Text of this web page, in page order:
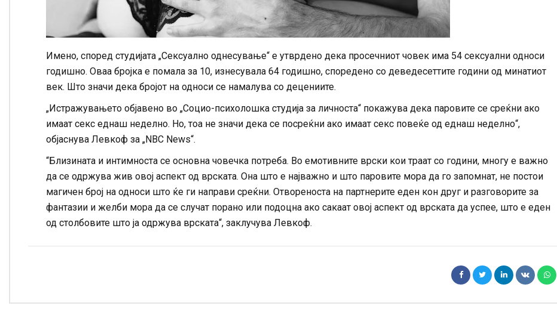
Имено, според студијата „Сексуално однесување“ е утврдено дека просечниот човек има 54 сексуални односи
годишно. Оваа бројка е помала за 10, изнесувала 64 годишно, споредено со деведесеттите години од минатиот
век. Што значи дека бројот на односи се намалува со децениите.
„Истражувањето објавено во „Социо-психолошка студија за личноста“ покажува дека паровите се среќни ако
имаат секс еднаш неделно. Но, тоа не значи дека се посреќни ако имаат секс повеќе од еднаш неделно“,
објаснува Левкоф за „NBC News“.
“Близината и интимноста се основна човечка потреба. Во емотивните врски кои траат со години, многу е важно
да се одржува жив овој аспект од врската. Она што е најважно и што паровите мора да го запомнат, не постои
магичен број на односи што ќе ги направи среќни. Отвореноста на партнерите еден кон друг и разговорите за
фантазии и желби мора да се случат порано или подоцна ако сакаат овој аспект од врската да успее, што е еден
од столбовите што ја одржува врската“, заклучува Левкоф.